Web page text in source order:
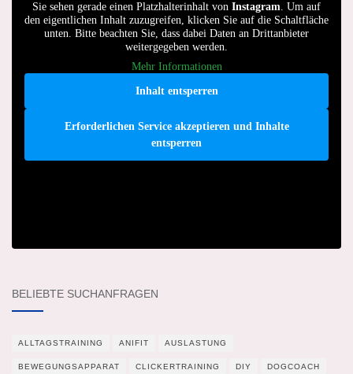
Sie sehen gerade einen Platzhalterinhalt von Instagram. Um auf
den eigentlichen Inhalt zuzugreifen, klicken Sie auf die Schaltfläche
unten. Bitte beachten Sie, dass dabei Daten an Drittanbieter
weitergegeben werden.
Mehr Informationen
Inhalt entsperren
Erforderlichen Service akzeptieren und Inhalte
entsperren
BELIEBTE SUCHANFRAGEN
ALLTAGSTRAINING ANIFIT AUSLASTUNG
BEWEGUNGSAPPARAT CLICKERTRAINING DIY DOGCOACH